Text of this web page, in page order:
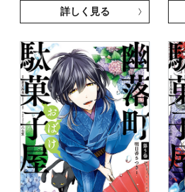
詳しく見る